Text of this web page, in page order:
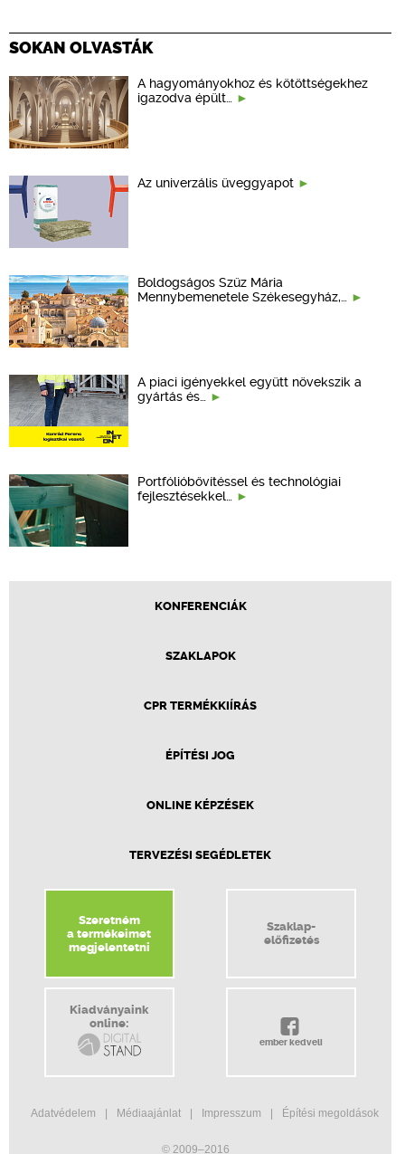
SOKAN OLVASTÁK
A hagyományokhoz és kötöttségekhez
igazodva épült…
Az univerzális üveggyapot
Boldogságos Szűz Mária
Mennybemenetele Székesegyház,…
A piaci igényekkel együtt növekszik a
gyártás és…
Portfólióbővítéssel és technológiai
fejlesztésekkel…
KONFERENCIÁK
SZAKLAPOK
CPR TERMÉKKIÍRÁS
ÉPÍTÉSI JOG
ONLINE KÉPZÉSEK
TERVEZÉSI SEGÉDLETEK
Szeretném
a termékeimet
megjelentetni
Szaklap-
előfizetés
Kiadványaink
online:
ember kedveli
Adatvédelem Médiaajánlat Impresszum Építési megoldások
© 2009–2016